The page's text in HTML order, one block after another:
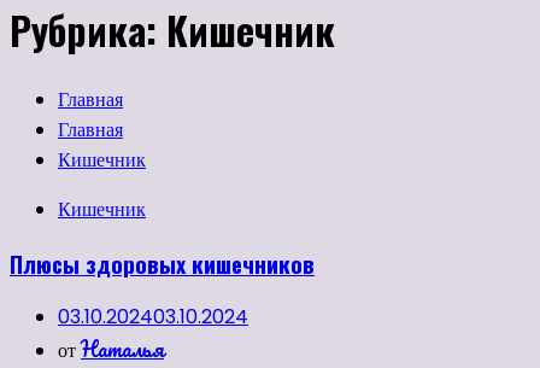
Рубрика: Кишечник
Главная
Главная
Кишечник
Кишечник
Плюсы здоровых кишечников
03.10.202403.10.2024
отНаталья